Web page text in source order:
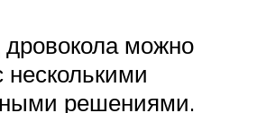
можно
несколькими
решениями.